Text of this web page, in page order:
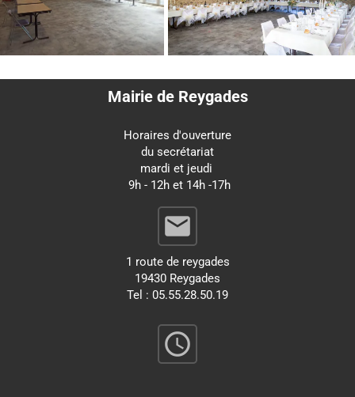
Mairie de Reygades
Horaires d'ouverture
du secrétariat
mardi et jeudi
9h - 12h et 14h -17h
email
1 route de reygades
19430 Reygades
Tel : 05.55.28.50.19
query_builder